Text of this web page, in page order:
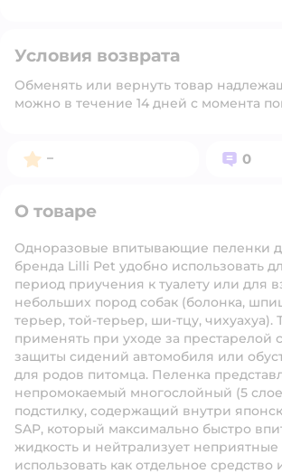
Условия возврата
Обменять или вернуть товар
можно в течение 14 дней с момента
Рейтинг:
– Вопросов:
0
О товаре
Одноразовые впитывающие пеленки
бренда Lilli Pet удобно использовать
период приучения к туалету или для
небольших пород собак (болонка,
терьер, той-терьер, ши-тцу,
применять при уходе за престарелой
защиты сидений автомобиля или
для родов питомца. Пеленка
непромокаемый многослойный (5
подстилку, содержащий внутри
SAP, который максимально быстро
жидкость и нейтрализует
использовать как отдельное средство